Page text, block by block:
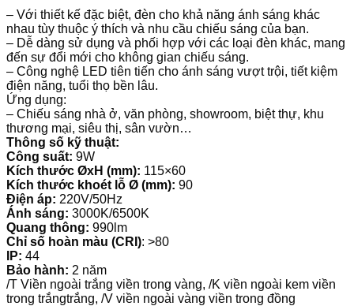
– Với thiết kế đặc biệt, đèn cho khả năng ánh sáng khác
nhau tùy thuộc ý thích và nhu cầu chiếu sáng của bạn.
– Dễ dàng sử dụng và phối hợp với các loại đèn khác, mang
đến sự đổi mới cho không gian chiếu sáng.
– Công nghệ LED tiên tiến cho ánh sáng vượt trội, tiết kiệm
điện năng, tuổi thọ bền lâu.
Ứng dụng:
– Chiếu sáng nhà ở, văn phòng, showroom, biệt thự, khu
thương mại, siêu thị, sân vườn…
Thông số kỹ thuật:
Công suất: 9W
Kích thước ØxH (mm): 115×60
Kích thước khoét lỗ Ø (mm): 90
Điện áp: 220V/50Hz
Ánh sáng: 3000K/6500K
Quang thông: 990lm
Chỉ số hoàn màu (CRI): >80
IP: 44
Bảo hành: 2 năm
/T Viền ngoài trắng viền trong vàng, /K viền ngoài kem viền
trong trắngtrắng, /V viền ngoài vàng viền trong đồng